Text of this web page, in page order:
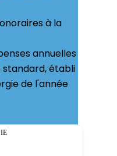
à la
annuelles
standard, établi
de l'année